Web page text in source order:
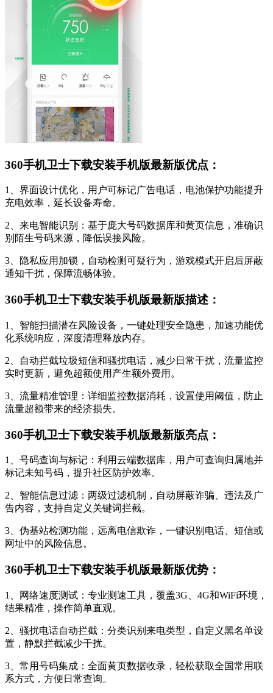
360手机卫士下载安装手机版最新版优点：
1、界面设计优化，用户可标记广告电话，电池保护功能提升
充电效率，延长设备寿命。
2、来电智能识别：基于庞大号码数据库和黄页信息，准确识
别陌生号码来源，降低误接风险。
3、隐私应用加锁，自动检测可疑行为，游戏模式开启后屏蔽
通知干扰，保障流畅体验。
360手机卫士下载安装手机版最新版描述：
1、智能扫描潜在风险设备，一键处理安全隐患，加速功能优
化系统响应，深度清理释放内存。
2、自动拦截垃圾短信和骚扰电话，减少日常干扰，流量监控
实时更新，避免超额使用产生额外费用。
3、流量精准管理：详细监控数据消耗，设置使用阈值，防止
流量超额带来的经济损失。
360手机卫士下载安装手机版最新版亮点：
1、号码查询与标记：利用云端数据库，用户可查询归属地并
标记未知号码，提升社区防护效率。
2、智能信息过滤：两级过滤机制，自动屏蔽诈骗、违法及广
告内容，支持自定义关键词拦截。
3、伪基站检测功能，远离电信欺诈，一键识别电话、短信或
网址中的风险信息。
360手机卫士下载安装手机版最新版优势：
1、网络速度测试：专业测速工具，覆盖3G、4G和WiFi环境，
结果精准，操作简单直观。
2、骚扰电话自动拦截：分类识别来电类型，自定义黑名单设
置，静默拦截减少干扰。
3、常用号码集成：全面黄页数据收录，轻松获取全国常用联
系方式，方便日常查询。